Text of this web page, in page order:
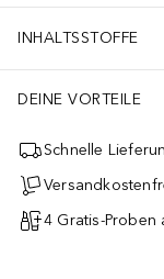
INHALTSSTOFFE
DEINE VORTEILE
Schnelle
4 Gratis-Proben